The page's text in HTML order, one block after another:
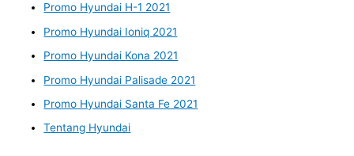
Promo Hyundai H-1 2021
Promo Hyundai Ioniq 2021
Promo Hyundai Kona 2021
Promo Hyundai Palisade 2021
Promo Hyundai Santa Fe 2021
Tentang Hyundai